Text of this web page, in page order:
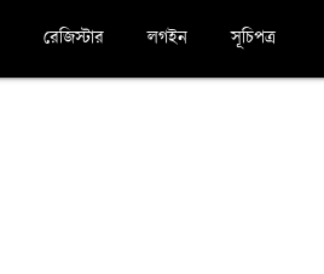
সূচিপত্র
লগইন
রেজিস্টার